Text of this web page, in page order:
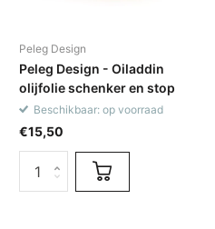
Peleg Design
Peleg Design - Oiladdin
olijfolie schenker en stop
Beschikbaar: op voorraad
€15,50